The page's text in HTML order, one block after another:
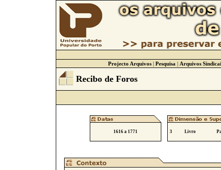
Projecto Arquivos| Pesquisa | Arquivos
Recibo de Foros
1616 a 1771 3 Livro